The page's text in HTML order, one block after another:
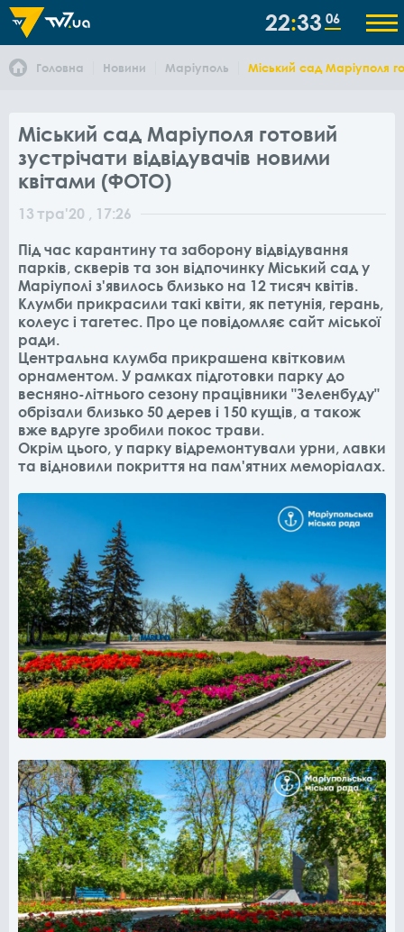
22 33 06
Головна Новини Маріуполь Міський сад Маріуполя
Міський сад Маріуполя готовий
зустрічати відвідувачів новими
квітами (ФОТО)
13 тра'20 , 17:26
Під час карантину та заборону відвідування
парків, скверів та зон відпочинку Міський сад у
Маріуполі з'явилось близько на 12 тисяч квітів.
Клумби прикрасили такі квіти, як петунія, герань,
колеус і тагетес. Про це повідомляє сайт міської
ради.
Центральна клумба прикрашена квітковим
орнаментом. У рамках підготовки парку до
весняно-літнього сезону працівники "Зеленбуду"
обрізали близько 50 дерев і 150 кущів, а також
вже вдруге зробили покос трави.
Окрім цього, у парку відремонтували урни, лавки
та відновили покриття на пам'ятних меморіалах.